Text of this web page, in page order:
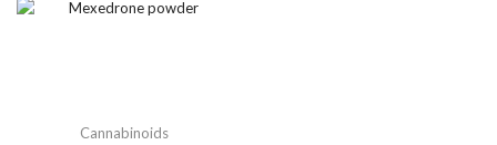
Cannabinoids